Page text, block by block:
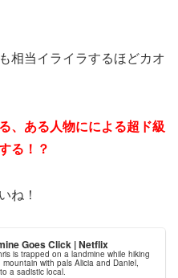
相当イライラするほどカオ
、ある人物にによる超ド級
る！？
ね！
Goes Click | Netflix
is trapped on a landmine while hiking
with pals Alicia and Daniel,
a sadistic local.